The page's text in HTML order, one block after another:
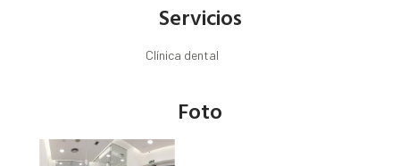
Servicios
Clínica dental
Foto